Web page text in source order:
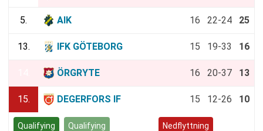
5. AIK 16 22-24 25
13. IFK GÖTEBORG 15 19-33 16
ÖRGRYTE 16 20-37 13
15. DEGERFORS IF 15 12-26 10
Qualifying Qualifying Nedflyttning